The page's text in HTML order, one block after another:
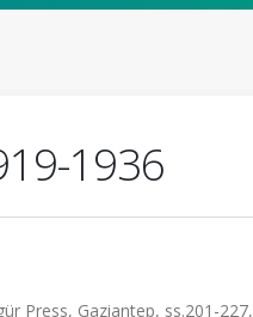
1936
Press, Gaziantep, ss.201-227,